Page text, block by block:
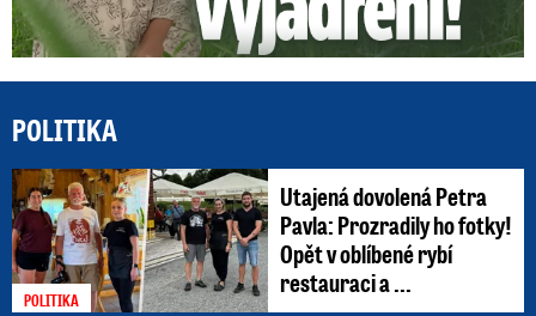
POLITIKA
POLITIKA
Utajená dovolená Petra
Pavla: Prozradily ho fotky!
Opět v oblíbené rybí
restauraci a ...